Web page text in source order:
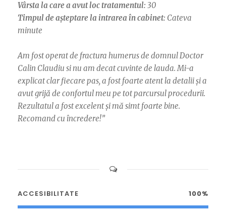
Vârsta la care a avut loc tratamentul: 30
Timpul de așteptare la intrarea în cabinet: Cateva
minute
Am fost operat de fractura humerus de domnul Doctor
Calin Claudiu si nu am decat cuvinte de lauda. Mi-a
explicat clar fiecare pas, a fost foarte atent la detalii și a
avut grijă de confortul meu pe tot parcursul procedurii.
Rezultatul a fost excelent și mă simt foarte bine.
Recomand cu încredere!”
ACCESIBILITATE 100%